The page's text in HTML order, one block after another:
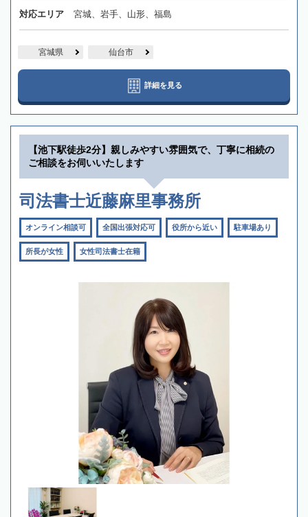
対応エリア 宮城、岩手、山形、福島
宮城県 仙台市
詳細を見る
【池下駅徒歩2分】親しみやすい雰囲気で、丁寧に相続の
ご相談をお伺いいたします
司法書士近藤麻里事務所
オンライン相談可 全国出張対応可 役所から近い 駐車場あり
所長が女性 女性司法書士在籍